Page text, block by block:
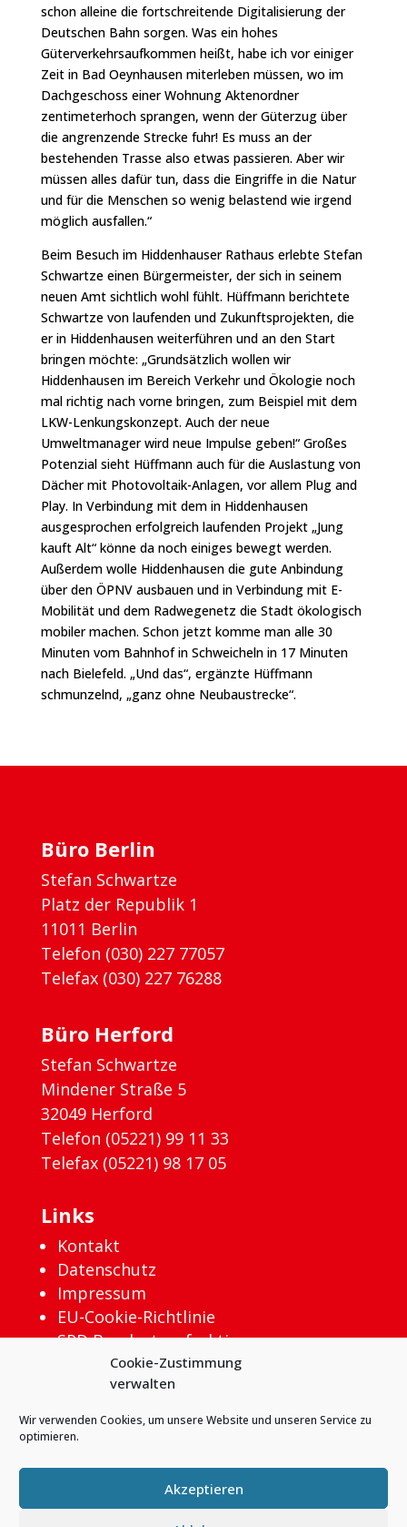
Cookie-Zustimmung
verwalten
Wir verwenden Cookies, um unsere Website und unseren Service zu
optimieren.
Akzeptieren
schon alleine die fortschreitende Digitalisierung der
Deutschen Bahn sorgen. Was ein hohes
Güterverkehrsaufkommen heißt, habe ich vor einiger
Zeit in Bad Oeynhausen miterleben müssen, wo im
Dachgeschoss einer Wohnung Aktenordner
zentimeterhoch sprangen, wenn der Güterzug über
die angrenzende Strecke fuhr! Es muss an der
bestehenden Trasse also etwas passieren. Aber wir
müssen alles dafür tun, dass die Eingriffe in die Natur
und für die Menschen so wenig belastend wie irgend
möglich ausfallen.“
Beim Besuch im Hiddenhauser Rathaus erlebte Stefan
Schwartze einen Bürgermeister, der sich in seinem
neuen Amt sichtlich wohl fühlt. Hüffmann berichtete
Schwartze von laufenden und Zukunftsprojekten, die
er in Hiddenhausen weiterführen und an den Start
bringen möchte: „Grundsätzlich wollen wir
Hiddenhausen im Bereich Verkehr und Ökologie noch
mal richtig nach vorne bringen, zum Beispiel mit dem
LKW-Lenkungskonzept. Auch der neue
Umweltmanager wird neue Impulse geben!“ Großes
Potenzial sieht Hüffmann auch für die Auslastung von
Dächer mit Photovoltaik-Anlagen, vor allem Plug and
Play. In Verbindung mit dem in Hiddenhausen
ausgesprochen erfolgreich laufenden Projekt „Jung
kauft Alt“ könne da noch einiges bewegt werden.
Außerdem wolle Hiddenhausen die gute Anbindung
über den ÖPNV ausbauen und in Verbindung mit E-
Mobilität und dem Radwegenetz die Stadt ökologisch
mobiler machen. Schon jetzt komme man alle 30
Minuten vom Bahnhof in Schweicheln in 17 Minuten
nach Bielefeld. „Und das“, ergänzte Hüffmann
schmunzelnd, „ganz ohne Neubaustrecke“.
Büro Berlin
Stefan Schwartze
Platz der Republik 1
11011 Berlin
Telefon (030) 227 77057
Telefax (030) 227 76288
Büro Herford
Stefan Schwartze
Mindener Straße 5
32049 Herford
Telefon (05221) 99 11 33
Telefax (05221) 98 17 05
Links
Kontakt
Datenschutz
Impressum
EU-Cookie-Richtlinie
SPD Bundestagsfraktion